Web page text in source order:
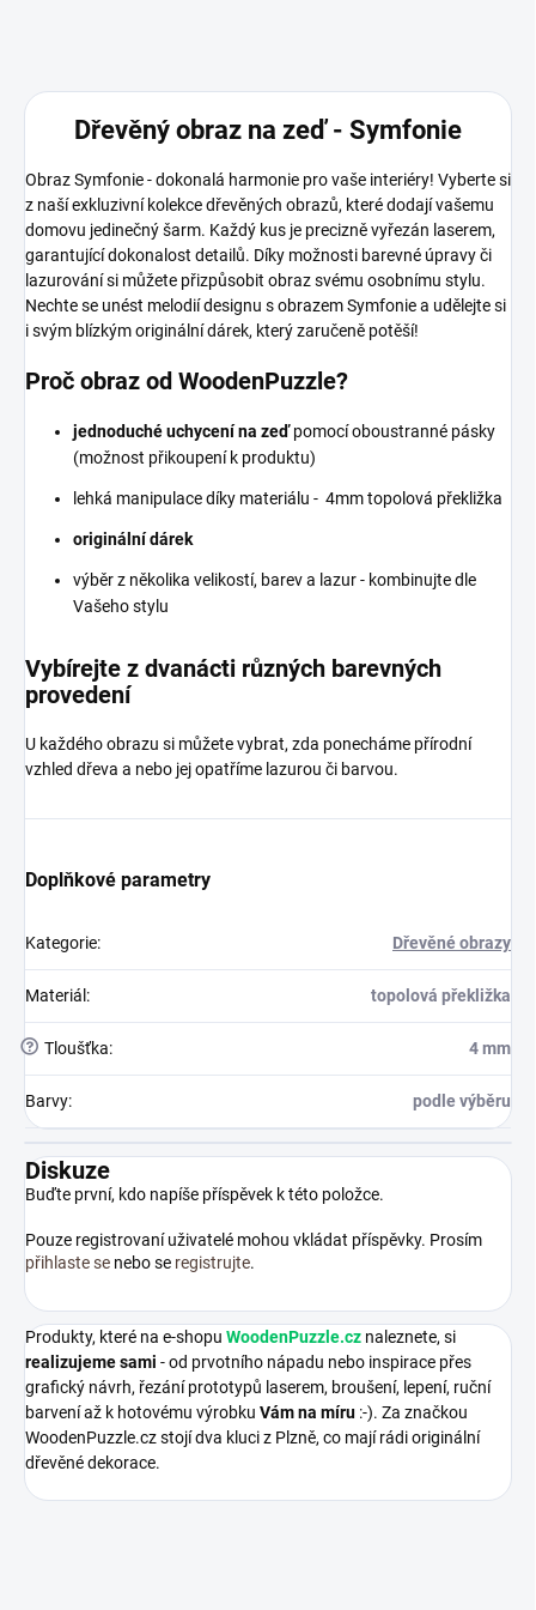
Dřevěný obraz na zeď - Symfonie
Obraz Symfonie - dokonalá harmonie pro vaše interiéry! Vyberte si
z naší exkluzivní kolekce dřevěných obrazů, které dodají vašemu
domovu jedinečný šarm. Každý kus je precizně vyřezán laserem,
garantující dokonalost detailů. Díky možnosti barevné úpravy či
lazurování si můžete přizpůsobit obraz svému osobnímu stylu.
Nechte se unést melodií designu s obrazem Symfonie a udělejte si
i svým blízkým originální dárek, který zaručeně potěší!
Proč obraz od WoodenPuzzle?
jednoduché uchycení na zeďpomocí oboustranné pásky
(možnost přikoupení k produktu)
lehká manipulace díky materiálu - 4mm topolová překližka
originální dárek
výběr z několika velikostí, barev a lazur - kombinujte dle
Vašeho stylu
Vybírejte z dvanácti různých barevných
provedení
U každého obrazu si můžete vybrat, zda ponecháme přírodní
vzhled dřeva a nebo jej opatříme lazurou či barvou.
Doplňkové parametry
Kategorie: Dřevěné obrazy
Materiál : topolová překližka
? Tloušťka: 4 mm
Barvy: podle výběru
Diskuze
Buďte první, kdo napíše příspěvek k této položce.
Pouze registrovaní uživatelé mohou vkládat příspěvky. Prosím
přihlaste se nebo se registrujte.
Produkty, které na e-shopu WoodenPuzzle.cz naleznete, si
realizujeme sami - od prvotního nápadu nebo inspirace přes
grafický návrh, řezání prototypů laserem, broušení, lepení, ruční
barvení až k hotovému výrobku Vám na míru :-). Za značkou
WoodenPuzzle.cz stojí dva kluci z Plzně, co mají rádi originální
dřevěné dekorace.